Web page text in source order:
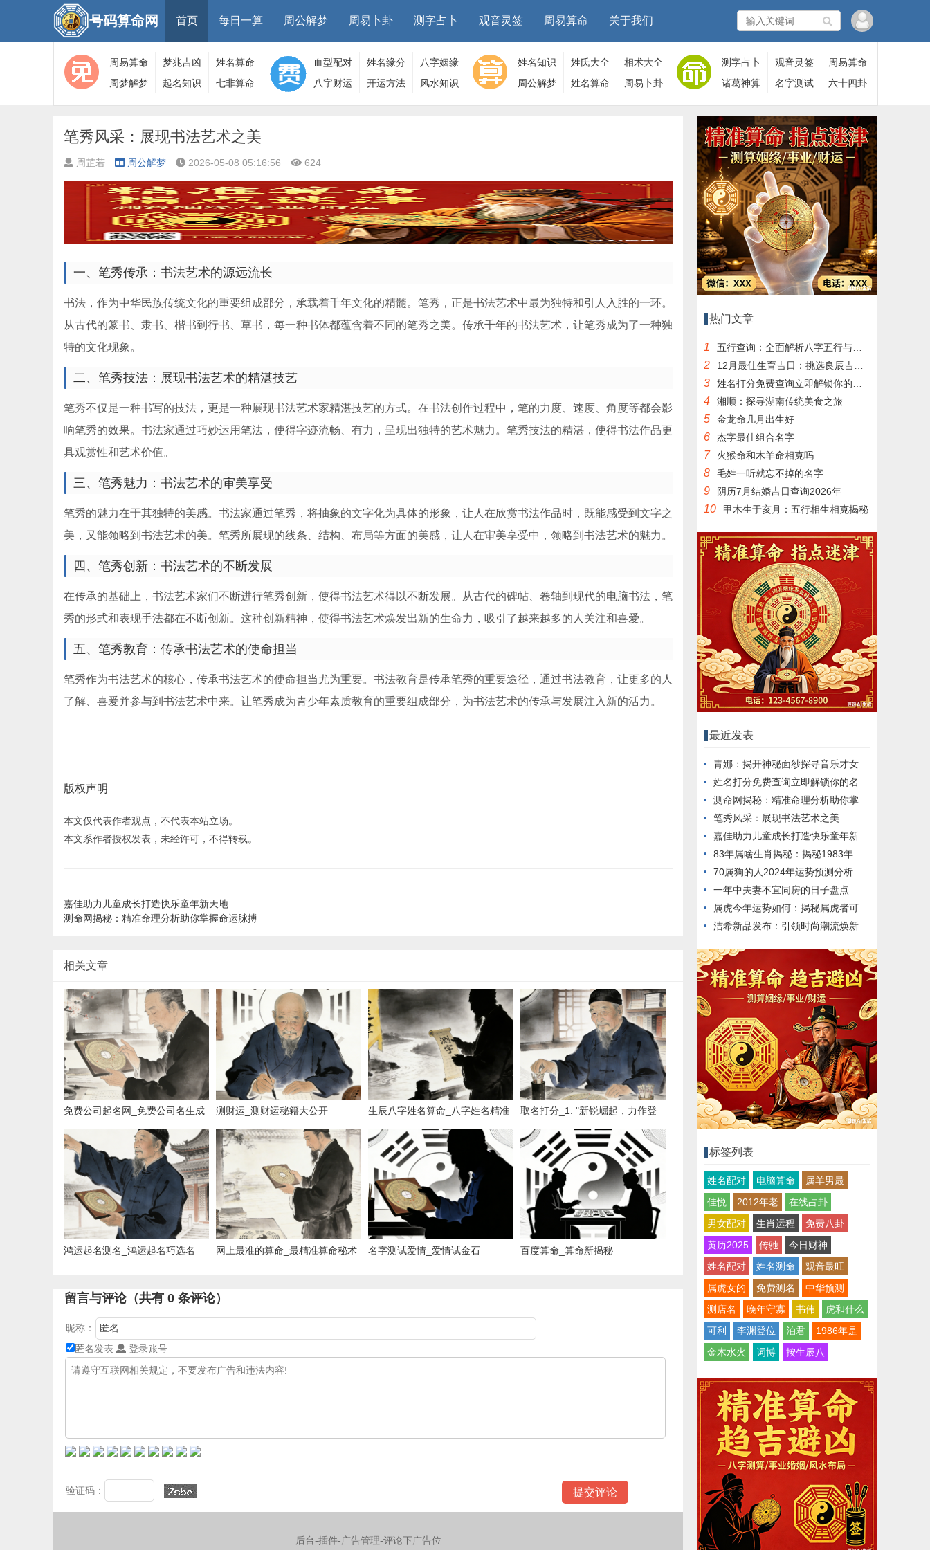
号码算命网 首页 每日一算 周公解梦 周易卜卦 测字占卜 观音灵签 周易算命 关于我们
周易算命 梦兆吉凶
姓名算命
周梦解梦
大全
起名知识
算命
七非算命
网
血型配对 姓名缘分
八字姻缘
八字财运
开运方法 风水知识
姓名知识 姓氏大全
相术大全
周公解梦
姓名算命 周易卜卦
测字占卜 观音灵签
周易算命
诸葛神算
名字测试 六十四卦
笔秀风采：展现书法艺术之美
周芷若 周公解梦 2026-05-08 05:16:56 624
一、笔秀传承：书法艺术的源远流长
书法，作为中华民族传统文化的重要组成部分，承载着千年文化的精髓。笔秀，正是书法艺术中最为独特和引人入胜的一环。
从古代的篆书、隶书、楷书到行书、草书，每一种书体都蕴含着不同的笔秀之美。传承千年的书法艺术，让笔秀成为了一种独
特的文化现象。
二、笔秀技法：展现书法艺术的精湛技艺
笔秀不仅是一种书写的技法，更是一种展现书法艺术家精湛技艺的方式。在书法创作过程中，笔的力度、速度、角度等都会影
响笔秀的效果。书法家通过巧妙运用笔法，使得字迹流畅、有力，呈现出独特的艺术魅力。笔秀技法的精湛，使得书法作品更
具观赏性和艺术价值。
三、笔秀魅力：书法艺术的审美享受
笔秀的魅力在于其独特的美感。书法家通过笔秀，将抽象的文字化为具体的形象，让人在欣赏书法作品时，既能感受到文字之
美，又能领略到书法艺术的美。笔秀所展现的线条、结构、布局等方面的美感，让人在审美享受中，领略到书法艺术的魅力。
四、笔秀创新：书法艺术的不断发展
在传承的基础上，书法艺术家们不断进行笔秀创新，使得书法艺术得以不断发展。从古代的碑帖、卷轴到现代的电脑书法，笔
秀的形式和表现手法都在不断创新。这种创新精神，使得书法艺术焕发出新的生命力，吸引了越来越多的人关注和喜爱。
五、笔秀教育：传承书法艺术的使命担当
笔秀作为书法艺术的核心，传承书法艺术的使命担当尤为重要。书法教育是传承笔秀的重要途径，通过书法教育，让更多的人
了解、喜爱并参与到书法艺术中来。让笔秀成为青少年素质教育的重要组成部分，为书法艺术的传承与发展注入新的活力。
版权声明
本文仅代表作者观点，不代表本站立场。
本文系作者授权发表，未经许可，不得转载。
嘉佳助力儿童成长打造快乐童年新天地
测命网揭秘：精准命理分析助你掌握命运脉搏
相关文章
免费公司起名网_免费公司名生成
器
测财运_测财运秘籍大公开
生辰八字姓名算命_八字姓名精准
算命
取名打分_1. "新锐崛起，力作登
场" 2. "新星闪耀，新作盘点" 3.
"佳作新生，聚焦亮点" 4. "新篇启
航，亮点速览&q
鸿运起名测名_鸿运起名巧选名 网上最准的算命_最精准算命秘术 名字测试爱情_爱情试金石 百度算命_算命新揭秘
留言与评论（共有 0 条评论）
昵称：
匿名发表
登录账号
验证码：
后台-插件-广告管理-评论下广告位
热门文章
1 五行查询：全面解析八字五行与命运关系
2 12月最佳生育吉日：挑选良辰吉日迎接健康宝宝降临
3 姓名打分免费查询立即解锁你的名字价值
4 湘顺：探寻湖南传统美食之旅
5 金龙命几月出生好
6 杰字最佳组合名字
7 火猴命和木羊命相克吗
8 毛姓一听就忘不掉的名字
9 阴历7月结婚吉日查询2026年
10 甲木生于亥月：五行相生相克揭秘
最近发表
青娜：揭开神秘面纱探寻音乐才女魅力
姓名打分免费查询立即解锁你的名字价值
测命网揭秘：精准命理分析助你掌握命运脉搏
笔秀风采：展现书法艺术之美
嘉佳助力儿童成长打造快乐童年新天地
83年属啥生肖揭秘：揭秘1983年出生者的生肖特点
70属狗的人2024年运势预测分析
一年中夫妻不宜同房的日子盘点
属虎今年运势如何：揭秘属虎者可能遭遇的一难
洁希新品发布：引领时尚潮流焕新你的美丽态度
标签列表
姓名配对 电脑算命
属羊男最
佳悦
2012年老
在线占卦
男女配对
生肖运程
免费八卦
黄历2025
传驰
今日财神
姓名配对
姓名测命
观音最旺
属虎女的
免费测名
中华预测
测店名
晚年守寡 书伟
虎和什么
可利
李渊登位 泊君
1986年是
金木水火
词博 按生辰八